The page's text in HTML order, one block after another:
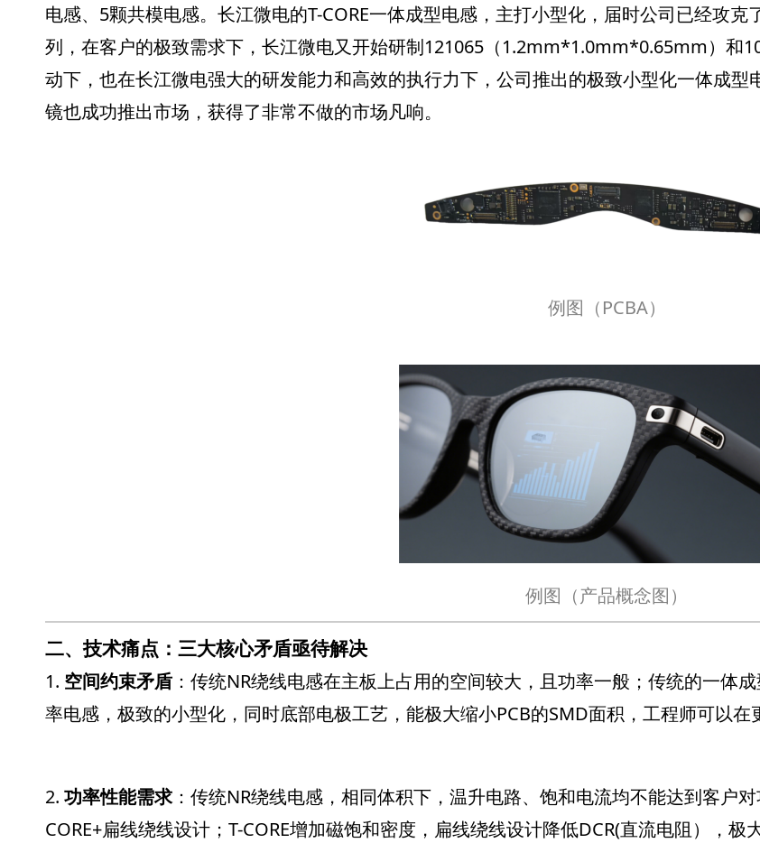
电感、5颗共模电感。长江微电的T-CORE一体成型电感，主打小型化，届时公司已经攻
列，在客户的极致需求下，长江微电又开始研制121065（1.2mm*1.0mm*0.65mm）
动下，也在长江微电强大的研发能力和高效的执行力下，公司推出的极致小型化一体成
镜也成功推出市场，获得了非常不做的市场凡响。
例图（PCBA）
例图（产品概念图）
二、技术痛点：三大核心矛盾亟待解决
1. 空间约束矛盾 ：传统NR绕线电感在主板上占用的空间较大，且功率一般；传统的一体
率电感，极致的小型化，同时底部电极工艺，能极大缩小PCB的SMD面积，工程师可以在
2. 功率性能需求：传统NR绕线电感，相同体积下，温升电路、饱和电流均不能达到客户
CORE+扁线绕线设计；T-CORE增加磁饱和密度，扁线绕线设计降低DCR(直流电阻），